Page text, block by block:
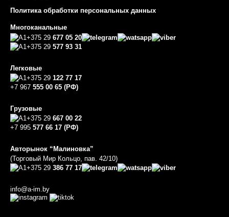
Политика обработки персональных данных
Многоканальные
+375 29 677 05 20
+375 29 577 93 31
Легковые
+375 29 122 77 17
+7 967 555 00 65 (РФ)
Грузовые
+375 29 667 00 22
+7 995 577 66 17 (РФ)
Авторынок “Малиновка”
(Торговый Мир Кольцо, пав. 42/10)
+375 29 386 77 17
info@a-im.by